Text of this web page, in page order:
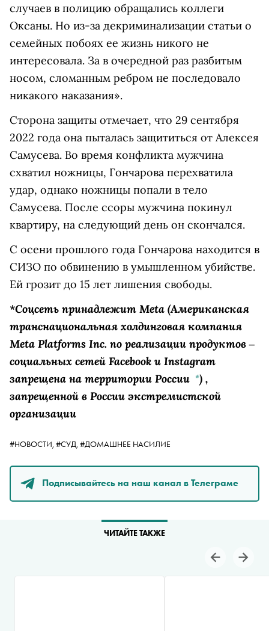
случаев в полицию обращались коллеги
Оксаны. Но из-за декриминализации статьи о
семейных побоях ее жизнь никого не
интересовала. За в очередной раз разбитым
носом, сломанным ребром не последовало
никакого наказания».
Сторона защиты отмечает, что 29 сентября
2022 года она пыталась защититься от Алексея
Самусева. Во время конфликта мужчина
схватил ножницы, Гончарова перехватила
удар, однако ножницы попали в тело
Самусева. После ссоры мужчина покинул
квартиру, на следующий день он скончался.
С осени прошлого года Гончарова находится в
СИЗО по обвинению в умышленном убийстве.
Ей грозит до 15 лет лишения свободы.
*Соцсеть принадлежит Meta (Американская
транснациональная холдинговая компания
Meta Platforms Inc. по реализации продуктов ‒
социальных сетей Facebook и Instagram
запрещена на территории России *) ,
запрещенной в России экстремистской
организации
#НОВОСТИ, #СУД, #ДОМАШНЕЕ НАСИЛИЕ
Подписывайтесь на наш канал в Телеграме
ЧИТАЙТЕ ТАКЖЕ